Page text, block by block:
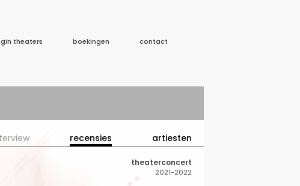
theaters boekingen contact
recensies artiesten
theaterconcert
2021-2022